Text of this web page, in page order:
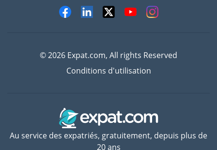
© 2026 Expat.com, All rights Reserved
Conditions d'utilisation
Au service des expatriés, gratuitement, depuis plus de
20 ans